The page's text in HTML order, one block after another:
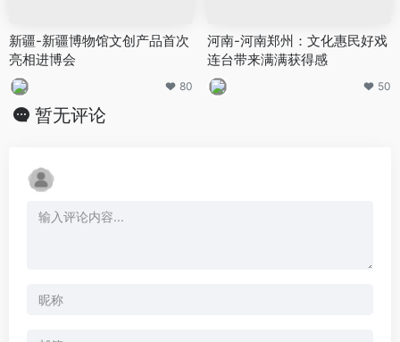
新疆-新疆博物馆文创产品首次
亮相进博会
80
河南-河南郑州：文化惠民好戏
连台带来满满获得感
50
暂无评论